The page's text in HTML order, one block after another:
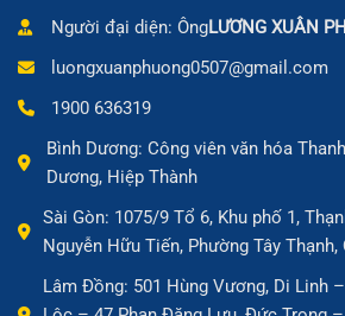
Người đại diện: ÔngLƯƠNG XUÂN
luongxuanphuong0507@gmail.com
1900 636319
Bình Dương: Công viên văn hóa
Dương, Hiệp Thành
Sài Gòn: 1075/9 Tổ 6, Khu phố 1,
Nguyễn Hữu Tiến, Phường Tây Thạnh,
Lâm Đồng: 501 Hùng Vương, Di Linh